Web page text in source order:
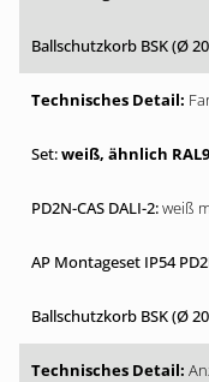
weiß, ähnlich
weiß